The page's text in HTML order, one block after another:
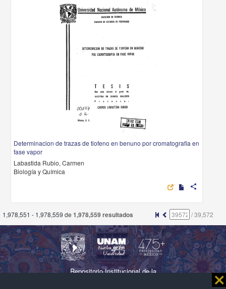
⨯
Determinacion de trazas de tiofeno en benuno por cromatografia en
fase vapor
Labastida Rubio, Carmen
Biología y Química
share
1,978,551 - 1,978,559 de 1,978,559 resultados /39,572
Repositorio Institucional de la